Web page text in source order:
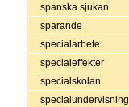
spanska sjukan
sparande
specialarbete
specialeffekter
specialskolan
specialundervisning